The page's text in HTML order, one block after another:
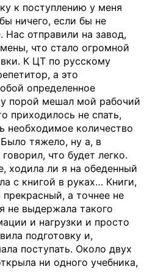
к поступлению у меня
ничего, если бы не
Нас отправили на завод,
что стало огромной
К ЦТ по русскому
а это
определенное
порой мешал мой рабочий
приходилось не спать,
необходимое количество
тяжело, ну а, в
что будет легко.
ходила ли я на обеденный
с книгой в руках… Книги,
а точнее не
не выдержала такого
и нагрузки и просто
подготовку и,
поступать. Около двух
ни одного учебника,